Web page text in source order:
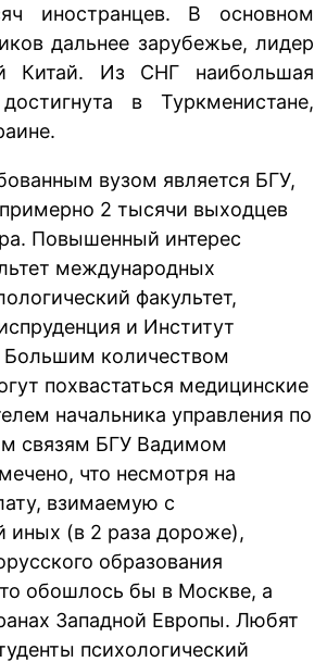
иностранцев. В основном
дальнее зарубежье, лидер
Китай. Из СНГ наибольшая
в Туркменистане,
вузом является БГУ,
2 тысячи выходцев
Повышенный интерес
международных
факультет,
и Институт
Большим количеством
похвастаться медицинские
начальника управления по
связям БГУ Вадимом
что несмотря на
взимаемую с
иных (в 2 раза дороже),
образования
обошлось бы в Москве, а
Западной Европы. Любят
психологический